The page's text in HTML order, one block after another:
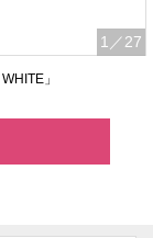
1 ／27
」